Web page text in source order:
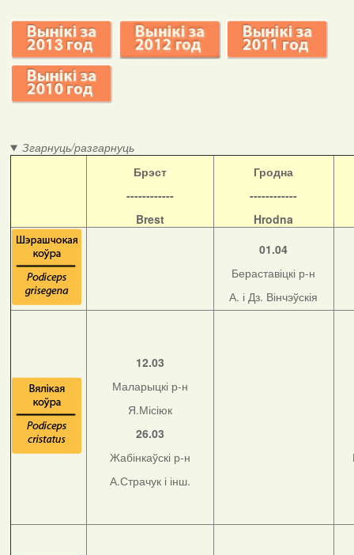
Згарнуць/разгарнуць
Брэст
------------
Brest
Гродна
------------
Hrodna
01.04
Бераставіцкі р-н
А. і Дз. Вінчэўскія
12.03
Маларыцкі р-н
Я.Місіюк
26.03
Жабінкаўскі р-н
А.Страчук і інш.